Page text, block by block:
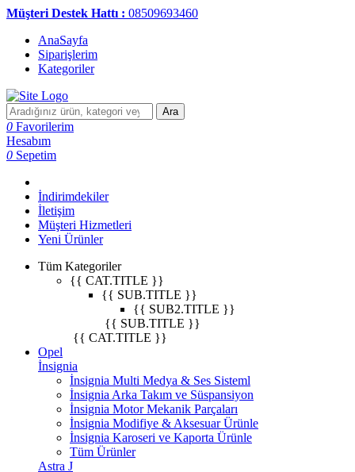
Müşteri Destek Hattı : 08509693460
AnaSayfa
Siparişlerim
Kategoriler
Ara
0 Favorilerim
Hesabım
0 Sepetim
İndirimdekiler
İletişim
Müşteri Hizmetleri
Yeni Ürünler
Tüm Kategoriler
{{ CAT.TITLE }}
{{ SUB.TITLE }}
{{ SUB2.TITLE }}
{{ SUB.TITLE }}
{{ CAT.TITLE }}
Opel
İnsignia
İnsignia Multi Medya & Ses Sisteml
İnsignia Arka Takım ve Süspansiyon
İnsignia Motor Mekanik Parçaları
İnsignia Modifiye & Aksesuar Ürünle
İnsignia Karoseri ve Kaporta Ürünle
Tüm Ürünler
Astra J